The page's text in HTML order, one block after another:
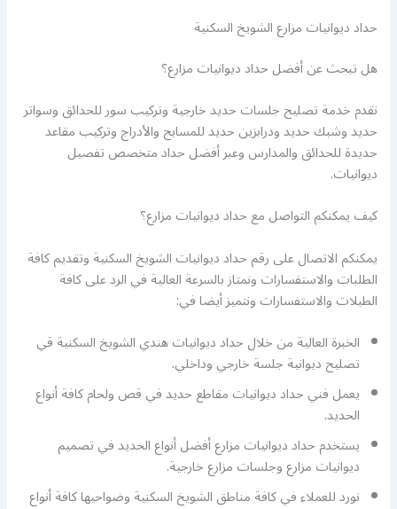
حداد ديوانيات مزارع الشويخ السكنية
هل تبحث عن أفضل حداد ديوانيات مزارع؟
نقدم خدمة تصليح جلسات حديد خارجية وتركيب سور للحدائق وسواتر
حديد وشبك حديد ودرابزين حديد للمسابح والأدراج وتركيب مقاعد
حديدة للحدائق والمدارس وعبر أفضل حداد متخصص تفصيل
ديوانيات.
كيف يمكنكم التواصل مع حداد ديوانيات مزارع؟
يمكنكم الاتصال على رقم حداد ديوانيات الشويخ السكنية وتقديم كافة
الطلبات والاستفسارات ونمتاز بالسرعة العالية في الرد على كافة
الطبلات والاستفسارات ونتميز أيضا في:
الخبرة العالية من خلال حداد ديوانيات هندي الشويخ السكنية قي
تصليح ديوانية جلسة خارجي وداخلي.
يعمل فني حداد ديوانيات مقاطع حديد في قص ولحام كافة أنواع
الحديد.
يستخدم حداد ديوانيات مزارع أفضل أنواع الحديد في تصميم
ديوانيات مزارع وجلسات مزارع خارجية.
نورد للعملاء في كافة مناطق الشويخ السكنية وضواحيها كافة أنواع